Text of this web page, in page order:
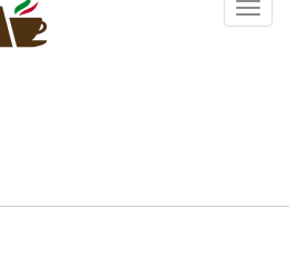
Menu